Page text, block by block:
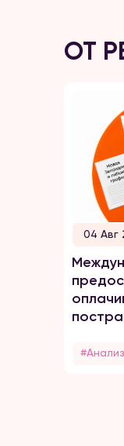
ОТ
04 Авг